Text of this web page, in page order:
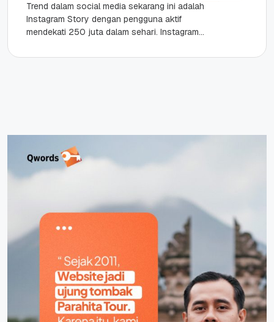
Trend dalam social media sekarang ini adalah
Instagram Story dengan pengguna aktif
mendekati 250 juta dalam sehari. Instagram